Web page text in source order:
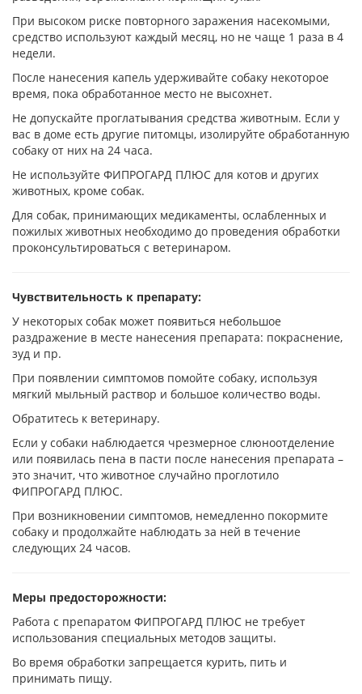
При высоком риске повторного заражения насекомыми,
средство используют каждый месяц, но не чаще 1 раза в 4
недели.
После нанесения капель удерживайте собаку некоторое
время, пока обработанное место не высохнет.
Не допускайте проглатывания средства животным. Если у
вас в доме есть другие питомцы, изолируйте обработанную
собаку от них на 24 часа.
Не используйте ФИПРОГАРД ПЛЮС для котов и других
животных, кроме собак.
Для собак, принимающих медикаменты, ослабленных и
пожилых животных необходимо до проведения обработки
проконсультироваться с ветеринаром.
Чувствительность к препарату:
У некоторых собак может появиться небольшое
раздражение в месте нанесения препарата: покраснение,
зуд и пр.
При появлении симптомов помойте собаку, используя
мягкий мыльный раствор и большое количество воды.
Обратитесь к ветеринару.
Если у собаки наблюдается чрезмерное слюноотделение
или появилась пена в пасти после нанесения препарата –
это значит, что животное случайно проглотило
ФИПРОГАРД ПЛЮС.
При возникновении симптомов, немедленно покормите
собаку и продолжайте наблюдать за ней в течение
следующих 24 часов.
Меры предосторожности:
Работа с препаратом ФИПРОГАРД ПЛЮС не требует
использования специальных методов защиты.
Во время обработки запрещается курить, пить и
принимать пищу.